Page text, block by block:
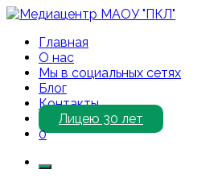
Перейти
содержимому
Медиацентр МАОУ "ПКЛ"
Приветствуем Вас на нашем сайте!
Главная
О нас
Мы в социальных сетях
Блог
Контакты
Лицею 30 лет
0